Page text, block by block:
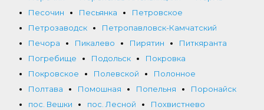
Песочин
Песьянка
Петровское
Петрозаводск
Петропавловск-Камчатский
Печора
Пикалево Пирятин
Питкяранта
Погребище
Подольск
Покровка
Покровское
Полевской
Полонное
Полтава
Помошная Попельня
Поронайск
пос. Вешки
пос. Лесной
Похвистнево